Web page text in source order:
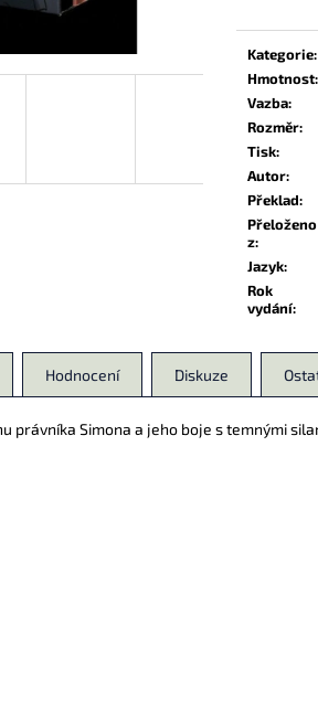
Kategorie:
Hmotnost:
Vazba:
Rozměr:
Tisk:
Autor:
Překlad:
Přeloženo
z:
Jazyk:
Rok
vydání:
Hodnocení Diskuze
právníka Simona a jeho boje s temnými